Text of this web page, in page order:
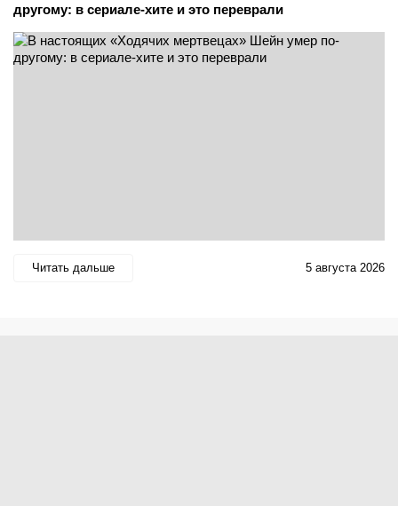
другому: в сериале-хите и это переврали
Читать дальше 5 августа 2026